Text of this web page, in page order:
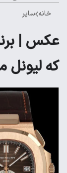
خانه سایر
عکس |
که